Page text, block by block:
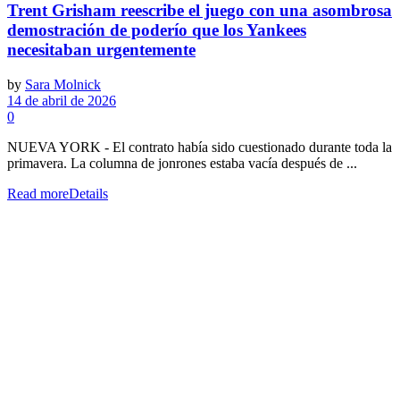
Trent Grisham reescribe el juego con una asombrosa
demostración de poderío que los Yankees
necesitaban urgentemente
by Sara Molnick
14 de abril de 2026
0
NUEVA YORK - El contrato había sido cuestionado durante toda la
primavera. La columna de jonrones estaba vacía después de ...
Read moreDetails